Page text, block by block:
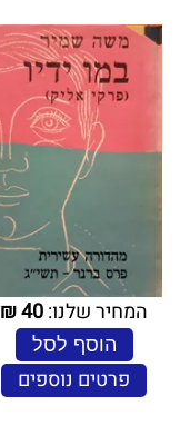
המחיר שלנו:40
₪
הוסף לסל
פרטים נוספים